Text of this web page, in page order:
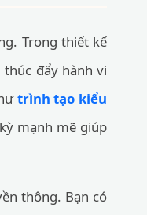
Trong thiết kế
đẩy hành vi
trình tạo kiểu
mạnh mẽ giúp
thông. Bạn có